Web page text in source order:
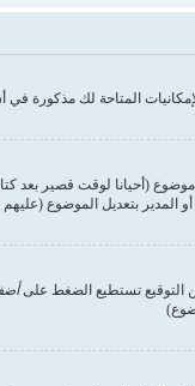
المتاحة لك مذكورة
(أحيانا لوقت قصير بعد
بتعديل الموضوع
التوقيع تستطيع الضغط على